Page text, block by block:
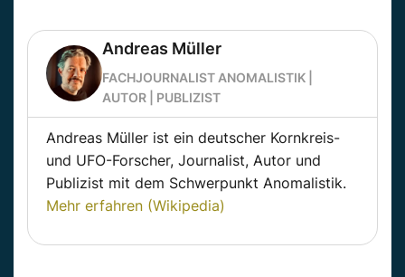
Andreas Müller
FACHJOURNALIST ANOMALISTIK |
AUTOR | PUBLIZIST
Andreas Müller ist ein deutscher Kornkreis-
und UFO-Forscher, Journalist, Autor und
Publizist mit dem Schwerpunkt Anomalistik.
Mehr erfahren (Wikipedia)